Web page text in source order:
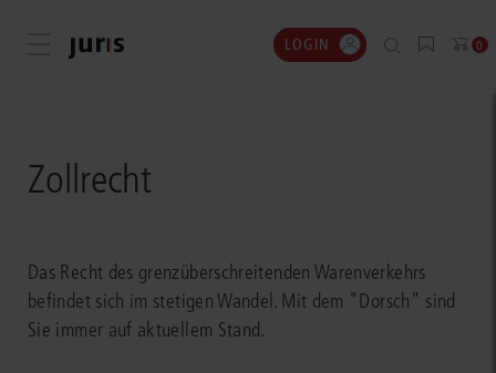
Menü öffnen LOGIN 0
Zollrecht
Das Recht des grenzüberschreitenden Warenverkehrs
befindet sich im stetigen Wandel. Mit dem "Dorsch" sind
Sie immer auf aktuellem Stand.